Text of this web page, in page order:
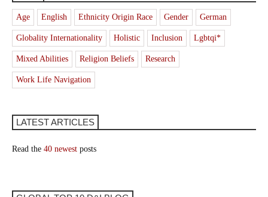
Age English Ethnicity Origin Race Gender German
Globality Internationality Holistic Inclusion Lgbtqi*
Mixed Abilities Religion Beliefs Research
Work Life Navigation
LATEST ARTICLES
Read the 40 newest posts